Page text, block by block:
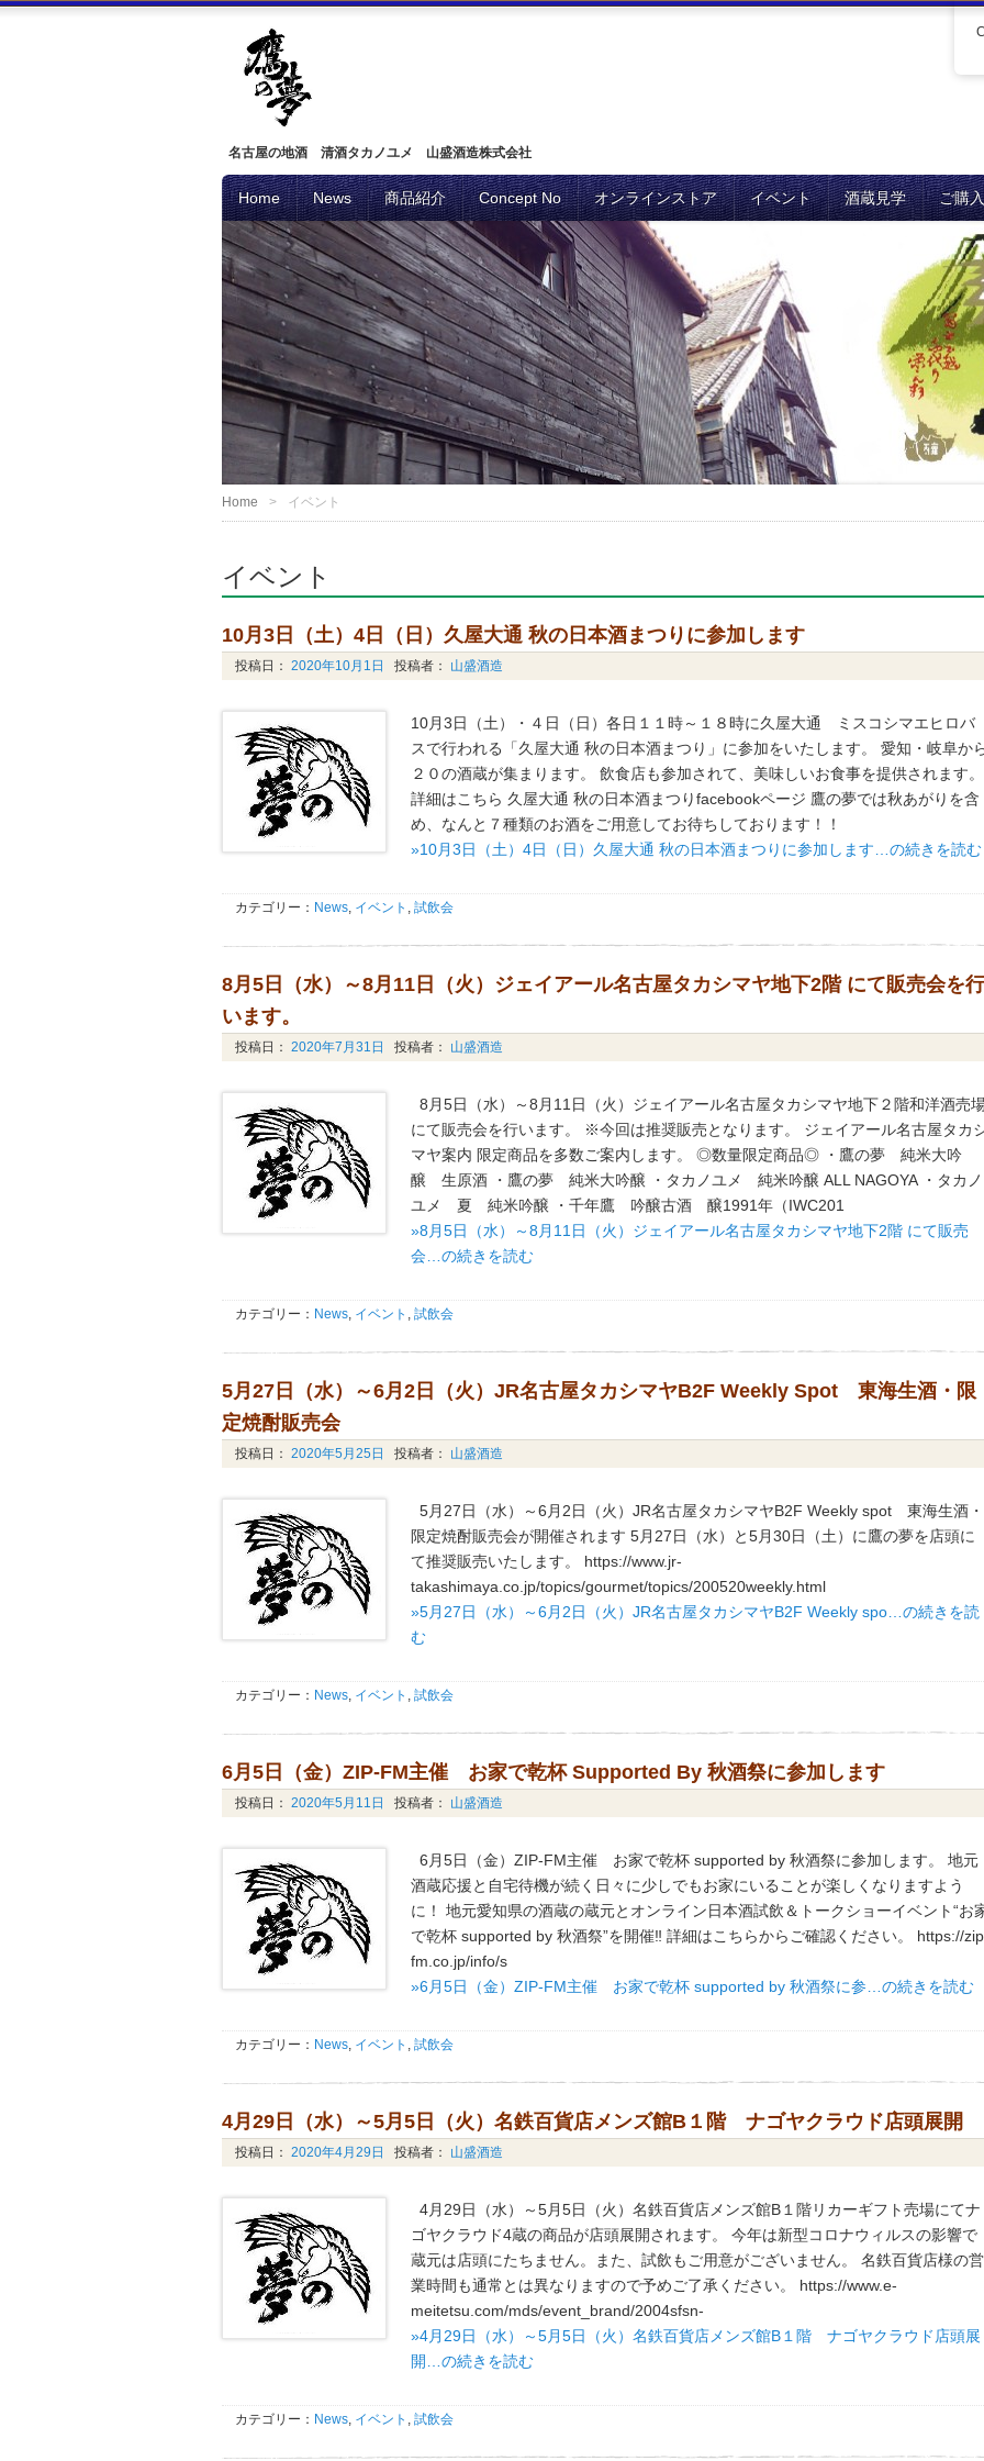
名古屋の地酒 清酒タカノユメ 山盛酒造株式会社
Home News 商品紹介 Concept No オンラインストア イベント 酒蔵見学 ご購
Home イベント
イベント
10月3日（土）4日（日）久屋大通 秋の日本酒まつりに参加します
投稿日： 2020年10月1日 投稿者： 山盛酒造
10月3日（土）・４日（日）各日１１時～１８時に久屋大通 ミスコシマエヒロバ
スで行われる「久屋大通 秋の日本酒まつり」に参加をいたします。 愛知・岐阜か
２０の酒蔵が集まります。 飲食店も参加されて、美味しいお食事を提供されます。
詳細はこちら 久屋大通 秋の日本酒まつりfacebookページ 鷹の夢では秋あがりを含
め、なんと７種類のお酒をご用意してお待ちしております！！
»10月3日（土）4日（日）久屋大通 秋の日本酒まつりに参加します…の続きを読む
カテゴリー： News, イベント , 試飲会
8月5日（水）～8月11日（火）ジェイアール名古屋タカシマヤ地下2階 にて販売会を行
います。
投稿日： 2020年7月31日 投稿者： 山盛酒造
8月5日（水）～8月11日（火）ジェイアール名古屋タカシマヤ地下２階和洋酒売
にて販売会を行います。 ※今回は推奨販売となります。 ジェイアール名古屋タカ
マヤ案内 限定商品を多数ご案内します。 ◎数量限定商品◎ ・鷹の夢 純米大吟
醸 生原酒 ・鷹の夢 純米大吟醸 ・タカノユメ 純米吟醸 ALL NAGOYA ・タカノ
ユメ 夏 純米吟醸 ・千年鷹 吟醸古酒 醸1991年（IWC201
»8月5日（水）～8月11日（火）ジェイアール名古屋タカシマヤ地下2階 にて販売
会…の続きを読む
カテゴリー： News, イベント , 試飲会
5月27日（水）～6月2日（火）JR名古屋タカシマヤB2F Weekly Spot 東海生酒・限
定焼酎販売会
投稿日： 2020年5月25日 投稿者： 山盛酒造
5月27日（水）～6月2日（火）JR名古屋タカシマヤB2F Weekly spot 東海生酒・
限定焼酎販売会が開催されます 5月27日（水）と5月30日（土）に鷹の夢を店頭に
て推奨販売いたします。 https://www.jr-
takashimaya.co.jp/topics/gourmet/topics/200520weekly.html
»5月27日（水）～6月2日（火）JR名古屋タカシマヤB2F Weekly spo…の続きを読
む
カテゴリー： News, イベント , 試飲会
6月5日（金）ZIP-FM主催 お家で乾杯 Supported By 秋酒祭に参加します
投稿日： 2020年5月11日 投稿者： 山盛酒造
6月5日（金）ZIP-FM主催 お家で乾杯 supported by 秋酒祭に参加します。 地元
酒蔵応援と自宅待機が続く日々に少しでもお家にいることが楽しくなりますよう
に！ 地元愛知県の酒蔵の蔵元とオンライン日本酒試飲＆トークショーイベント“お
で乾杯 supported by 秋酒祭”を開催‼ 詳細はこちらからご確認ください。 https://
fm.co.jp/info/s
»6月5日（金）ZIP-FM主催 お家で乾杯 supported by 秋酒祭に参…の続きを読む
カテゴリー： News, イベント , 試飲会
4月29日（水）～5月5日（火）名鉄百貨店メンズ館B１階 ナゴヤクラウド店頭展開
投稿日： 2020年4月29日 投稿者： 山盛酒造
4月29日（水）～5月5日（火）名鉄百貨店メンズ館B１階リカーギフト売場にてナ
ゴヤクラウド4蔵の商品が店頭展開されます。 今年は新型コロナウィルスの影響で
蔵元は店頭にたちません。また、試飲もご用意がございません。 名鉄百貨店様の営
業時間も通常とは異なりますので予めご了承ください。 https://www.e-
meitetsu.com/mds/event_brand/2004sfsn-
»4月29日（水）～5月5日（火）名鉄百貨店メンズ館B１階 ナゴヤクラウド店頭展
開…の続きを読む
カテゴリー： News, イベント , 試飲会